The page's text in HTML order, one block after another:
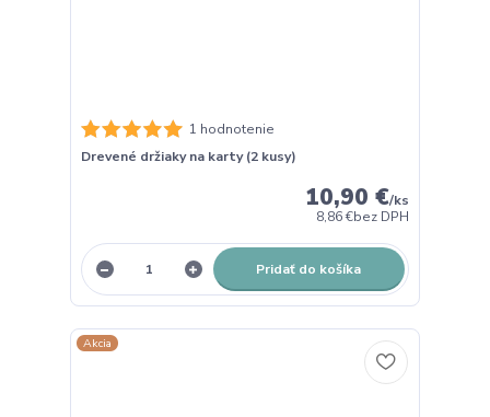
1 hodnotenie
Drevené držiaky na karty (2 kusy)
10,90 €/ks
8,86 €bez DPH
Pridať do košíka
Akcia